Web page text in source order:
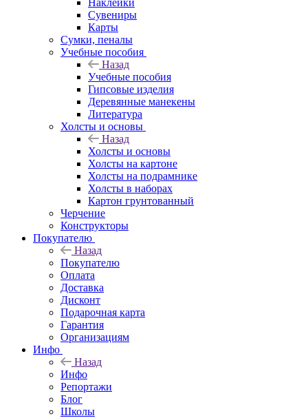
Наклейки
Сувениры
Карты
Сумки, пеналы
Учебные пособия
Назад
Учебные пособия
Гипсовые изделия
Деревянные манекены
Литература
Холсты и основы
Назад
Холсты и основы
Холсты на картоне
Холсты на подрамнике
Холсты в наборах
Картон грунтованный
Черчение
Конструкторы
Покупателю
Назад
Покупателю
Оплата
Доставка
Дисконт
Подарочная карта
Гарантия
Организациям
Инфо
Назад
Инфо
Репортажи
Блог
Школы